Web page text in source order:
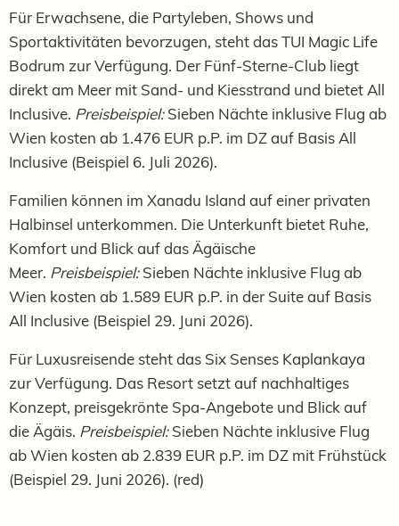
Für Erwachsene, die Partyleben, Shows und
Sportaktivitäten bevorzugen, steht das TUI Magic Life
Bodrum zur Verfügung. Der Fünf-Sterne-Club liegt
direkt am Meer mit Sand- und Kiesstrand und bietet All
Inclusive. Preisbeispiel:Sieben Nächte inklusive Flug ab
Wien kosten ab 1.476 EUR p.P. im DZ auf Basis All
Inclusive (Beispiel 6. Juli 2026).
Familien können im Xanadu Island auf einer privaten
Halbinsel unterkommen. Die Unterkunft bietet Ruhe,
Komfort und Blick auf das Ägäische
Meer. Preisbeispiel: Sieben Nächte inklusive Flug ab
Wien kosten ab 1.589 EUR p.P. in der Suite auf Basis
All Inclusive (Beispiel 29. Juni 2026).
Für Luxusreisende steht das Six Senses Kaplankaya
zur Verfügung. Das Resort setzt auf nachhaltiges
Konzept, preisgekrönte Spa-Angebote und Blick auf
die Ägäis. Preisbeispiel: Sieben Nächte inklusive Flug
ab Wien kosten ab 2.839 EUR p.P. im DZ mit Frühstück
(Beispiel 29. Juni 2026). (red)